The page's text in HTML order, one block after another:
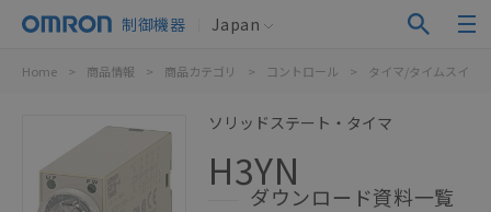
制御機器 Japan
Home > 商品情報 > 商品カテゴリ > コントロール > タイマ/タイムスイッ
ソリッドステート・タイマ
H3YN
ダウンロード資料一覧